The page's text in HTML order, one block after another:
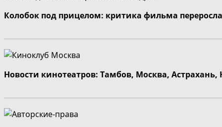
Колобок под прицелом: критика фильма
Новости кинотеатров: Тамбов, Москва,